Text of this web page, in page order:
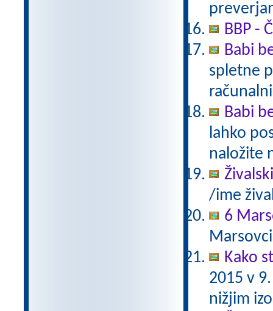
BBP -
Babi
spletne
Babi
lahko
naložite
/ime
6
Kako
2015 v
nižjim